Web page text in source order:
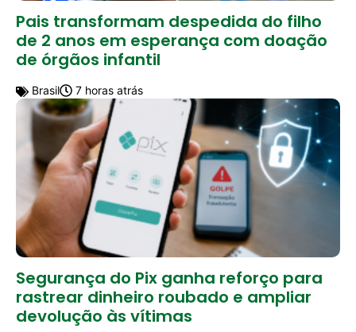
Pais transformam despedida do filho
de 2 anos em esperança com doação
de órgãos infantil
Brasil 7 horas atrás
Segurança do Pix ganha reforço para
rastrear dinheiro roubado e ampliar
devolução às vítimas